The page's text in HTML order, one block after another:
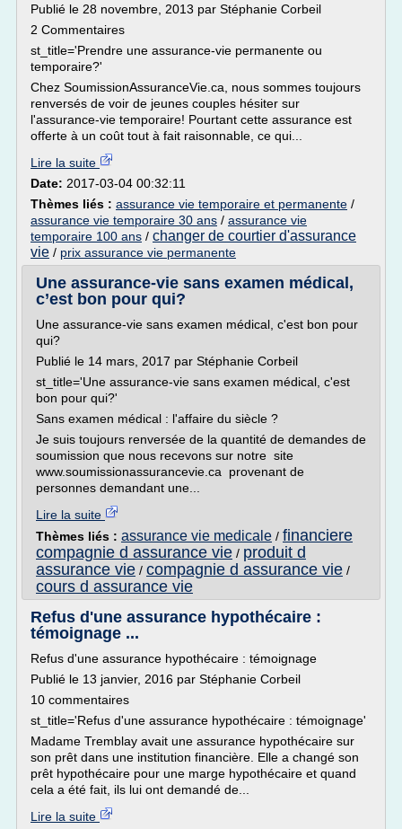
Publié le 28 novembre, 2013 par Stéphanie Corbeil
2 Commentaires
st_title='Prendre une assurance-vie permanente ou
temporaire?'
Chez SoumissionAssuranceVie.ca, nous sommes toujours
renversés de voir de jeunes couples hésiter sur
l'assurance-vie temporaire! Pourtant cette assurance est
offerte à un coût tout à fait raisonnable, ce qui...
Lire la suite
Date: 2017-03-04 00:32:11
Thèmes liés : assurance vie temporaire et permanente /
assurance vie temporaire 30 ans / assurance vie
temporaire 100 ans / changer de courtier d'assurance
vie / prix assurance vie permanente
Une assurance-vie sans examen médical,
c’est bon pour qui?
Une assurance-vie sans examen médical, c'est bon pour
qui?
Publié le 14 mars, 2017 par Stéphanie Corbeil
st_title='Une assurance-vie sans examen médical, c'est
bon pour qui?'
Sans examen médical : l'affaire du siècle ?
Je suis toujours renversée de la quantité de demandes de
soumission que nous recevons sur notre site
www.soumissionassurancevie.ca provenant de
personnes demandant une...
Lire la suite
Thèmes liés : assurance vie medicale / financiere
compagnie d assurance vie / produit d
assurance vie / compagnie d assurance vie /
cours d assurance vie
Refus d'une assurance hypothécaire :
témoignage ...
Refus d'une assurance hypothécaire : témoignage
Publié le 13 janvier, 2016 par Stéphanie Corbeil
10 commentaires
st_title='Refus d'une assurance hypothécaire : témoignage'
Madame Tremblay avait une assurance hypothécaire sur
son prêt dans une institution financière. Elle a changé son
prêt hypothécaire pour une marge hypothécaire et quand
cela a été fait, ils lui ont demandé de...
Lire la suite